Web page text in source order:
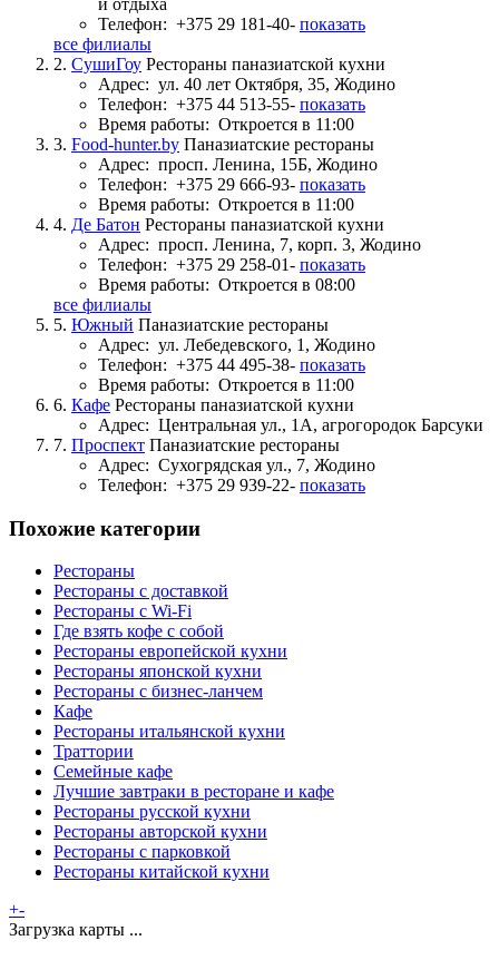
Телефон: +375 29 181-40- показать
все филиалы
2. СушиГоу Рестораны паназиатской кухни
Адрес: ул. 40 лет Октября, 35, Жодино
Телефон: +375 44 513-55- показать
Время работы: Откроется в 11:00
3. Food-hunter.by Паназиатские рестораны
Адрес: просп. Ленина, 15Б, Жодино
Телефон: +375 29 666-93- показать
Время работы: Откроется в 11:00
4. Де Батон Рестораны паназиатской кухни
Адрес: просп. Ленина, 7, корп. 3, Жодино
Телефон: +375 29 258-01- показать
Время работы: Откроется в 08:00
все филиалы
5. Южный Паназиатские рестораны
Адрес: ул. Лебедевского, 1, Жодино
Телефон: +375 44 495-38- показать
Время работы: Откроется в 11:00
6. Кафе Рестораны паназиатской кухни
Адрес: Центральная ул., 1А, агрогородок Барсуки
7. Проспект Паназиатские рестораны
Адрес: Сухогрядская ул., 7, Жодино
Телефон: +375 29 939-22- показать
Похожие категории
Рестораны
Рестораны с доставкой
Рестораны с Wi-Fi
Где взять кофе с собой
Рестораны европейской кухни
Рестораны японской кухни
Рестораны с бизнес-ланчем
Кафе
Рестораны итальянской кухни
Траттории
Семейные кафе
Лучшие завтраки в ресторане и кафе
Рестораны русской кухни
Рестораны авторской кухни
Рестораны с парковкой
Рестораны китайской кухни
+-
Загрузка карты ...